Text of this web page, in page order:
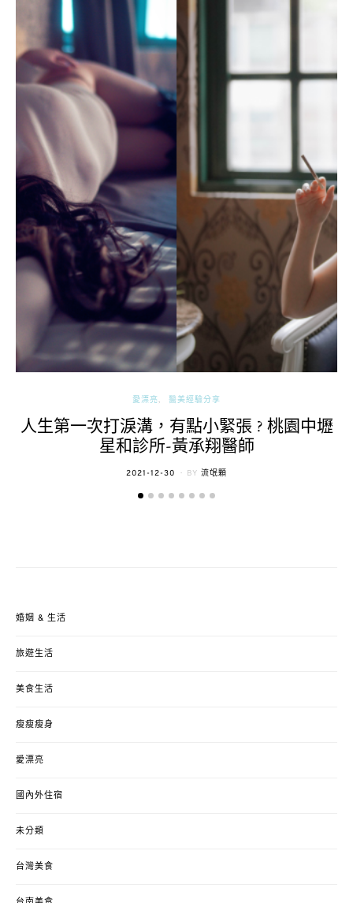
愛漂亮 醫美經驗分享
人生第一次打淚溝，有點小緊張 ? 桃園中壢
星和診所-黃承翔醫師
POSTED
2021-12-30 BY 流氓顆
婚姻 & 生活
旅遊生活
美食生活
瘦瘦瘦身
愛漂亮
國內外住宿
未分類
台灣美食